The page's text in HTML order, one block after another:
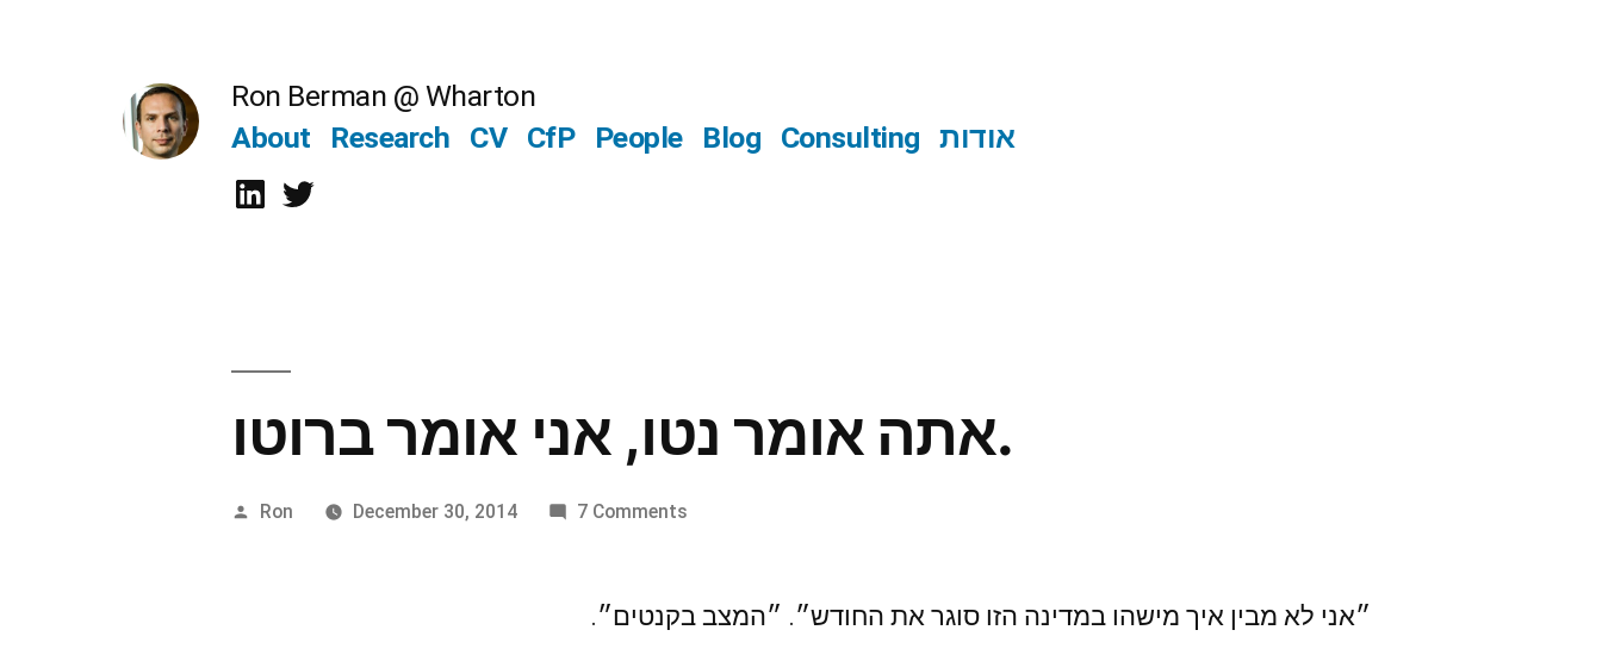
Ron Berman @ Wharton
About
Research CV CfP People Blog Consulting אודות
LinkedIn
Twitter
אתה אומר נטו, אני אומר ברוטו.
Posted
Ron December 30, 2014 7 Commentson
נטו,
״אני לא מבין איך מישהו במדינה הזו סוגר את החודש״. ״המצב בקנטים״.